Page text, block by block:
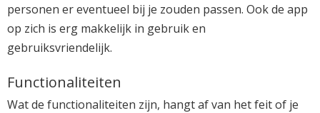
personen er eventueel bij je zouden passen. Ook de app
op zich is erg makkelijk in gebruik en
gebruiksvriendelijk.
Functionaliteiten
Wat de functionaliteiten zijn, hangt af van het feit of je